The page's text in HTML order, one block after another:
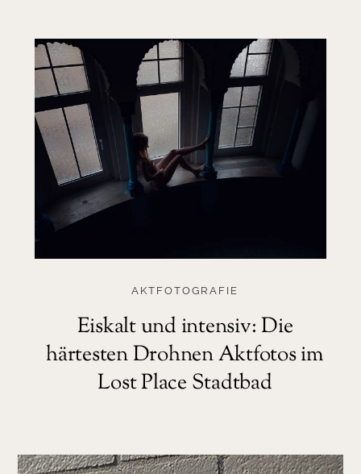
Eiskalt und intensiv: Die
härtesten Drohnen Aktfotos im
Lost Place Stadtbad
AKTFOTOGRAFIE